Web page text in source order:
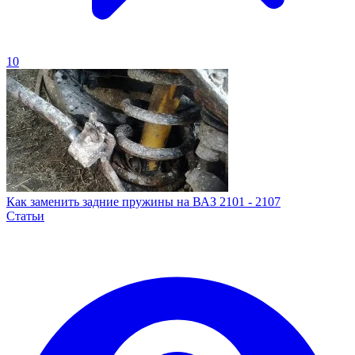
10
Как заменить задние пружины на ВАЗ 2101 - 2107
Статьи